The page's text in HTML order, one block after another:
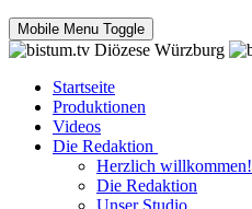
Mobile Menu Toggle
Startseite
Produktionen
Videos
Die Redaktion
Herzlich willkommen!
Die Redaktion
Unser Studio